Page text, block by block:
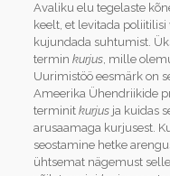
Avaliku elu tegelaste
keelt, et levitada
kujundada suhtumist.
termin kurjus, mille
Uurimistöö eesmärk on
Ameerika Ühendriikide
terminit kurjus ja kuidas
arusaamaga kurjusest.
seostamine hetke
ühtsemat nägemust